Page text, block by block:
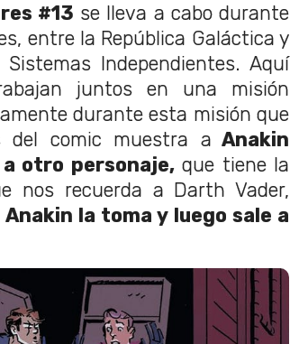
#13 se lleva a cabo durante
entre la República Galáctica y
Independientes. Aquí
juntos en una misión
durante esta misión que
del comic muestra a Anakin
otro personaje,que tiene la
nos recuerda a Darth Vader,
Anakin la toma y luego sale a